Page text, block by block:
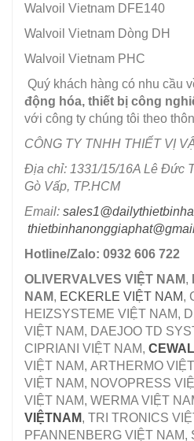
Walvoil Vietnam DFE140
Walvoil Vietnam Dòng DH
Walvoil Vietnam PHC
Quý khách hàng có nhu cầu
động hóa, thiết bị công
với công ty chúng tôi theo
CÔNG TY TNHH THIẾT VỊ
Địa chỉ: 1331/15/16A Lê Đức
Gò Vấp, TP.HCM
Email:
Hotline/Zalo: 0932 606 722
OLIVERVALVES VIỆT NAM,
NAM, ECKERLE VIỆT NAM,
HEIZSYSTEME VIỆT NAM,
VIỆT NAM, DAEJOO TD
CIPRIANI VIỆT NAM,
VIỆT NAM, ARTHERMO
VIỆT NAM, NOVOPRESS
VIỆT NAM, WERMA VIỆT
VIỆTNAM, TRI TRONICS
PFANNENBERG VIỆT NAM,